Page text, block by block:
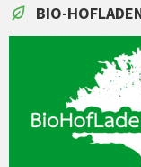
BIO-